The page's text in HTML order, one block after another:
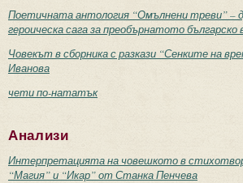
Поетичната антология “Омълнени треви” –
героическа сага за преобърнатото българско
Човекът в сборника с разкази “Сенките на
Иванова
чети по-нататък
Анализи
Интерпретацията на човешкото в
“Магия” и “Икар” от Станка Пенчева